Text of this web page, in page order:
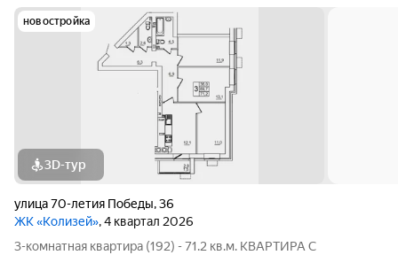
новостройка
3D-тур
улица 70-летия Победы,36
ЖК «Колизей», 4 квартал 2026
3-комнатная квартира (192) - 71.2 кв.м. КВАРТИРА С